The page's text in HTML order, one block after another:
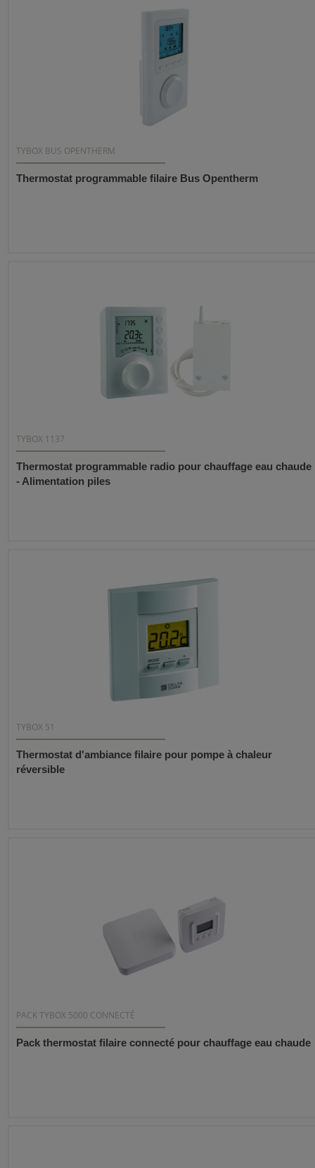
TYBOX BUS OPENTHERM
Thermostat programmable filaire Bus Opentherm
TYBOX 1137
Thermostat programmable radio pour chauffage eau chaude
- Alimentation piles
TYBOX 51
Thermostat d'ambiance filaire pour pompe à chaleur
réversible
PACK TYBOX 5000 CONNECTÉ
Pack thermostat filaire connecté pour chauffage eau chaude